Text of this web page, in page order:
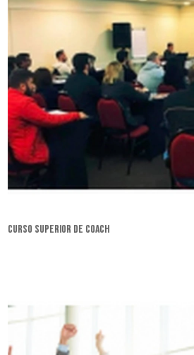
curso superior de coach